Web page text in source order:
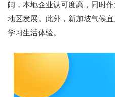
阔，本地企业认可度高，同时
地区发展。此外，新加坡气候
学习生活体验。